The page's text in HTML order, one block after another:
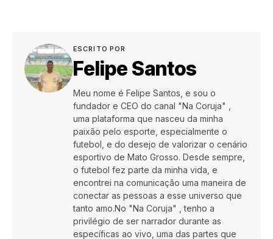
ESCRITO POR
Felipe Santos
Meu nome é Felipe Santos, e sou o
fundador e CEO do canal "Na Coruja" ,
uma plataforma que nasceu da minha
paixão pelo esporte, especialmente o
futebol, e do desejo de valorizar o cenário
esportivo de Mato Grosso. Desde sempre,
o futebol fez parte da minha vida, e
encontrei na comunicação uma maneira de
conectar as pessoas a esse universo que
tanto amo.No "Na Coruja" , tenho a
privilégio de ser narrador durante as
específicas ao vivo, uma das partes que